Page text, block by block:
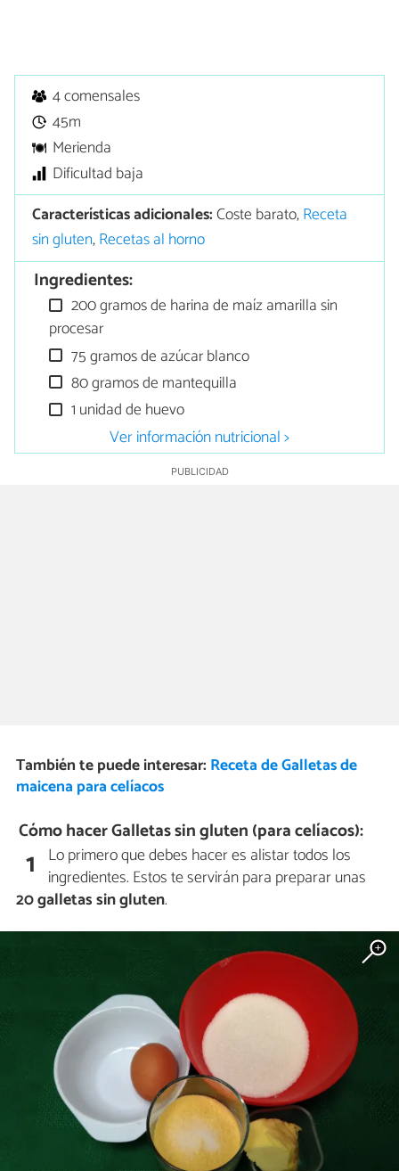
4 comensales
45m
Merienda
Dificultad baja
Características adicionales:Coste barato,Receta
sin gluten,Recetas al horno
Ingredientes:
200 gramos de harina de maíz amarilla sin
procesar
75 gramos de azúcar blanco
80 gramos de mantequilla
1 unidad de huevo
Ver información nutricional >
También te puede interesar: Receta de Galletas de
maicena para celíacos
Cómo hacer Galletas sin gluten (para celíacos):
1 Lo primero que debes hacer es alistar todos los
ingredientes. Estos te servirán para preparar unas
20 galletas sin gluten.